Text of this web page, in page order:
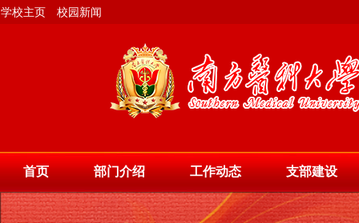
学校主页 校园新闻
首页 部门介绍 工作动态 支部建设